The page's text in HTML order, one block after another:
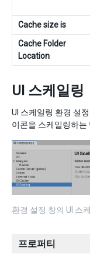
Cache size is
Cache Folder
Location
UI 스케일링
UI 스케일링 환경 설
이콘을 스케일링하는
환경 설정 창의 UI 스
프로퍼티